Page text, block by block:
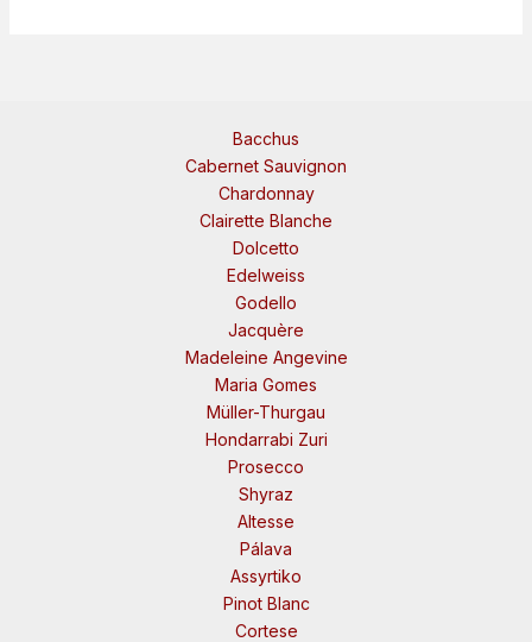
Bacchus
Cabernet Sauvignon
Chardonnay
Clairette Blanche
Dolcetto
Edelweiss
Godello
Jacquère
Madeleine Angevine
Maria Gomes
Müller-Thurgau
Hondarrabi Zuri
Prosecco
Shyraz
Altesse
Pálava
Assyrtiko
Pinot Blanc
Cortese